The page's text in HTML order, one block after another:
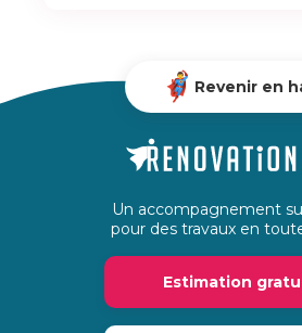
Revenir en
Un accompagnement
pour des travaux en
Estimation